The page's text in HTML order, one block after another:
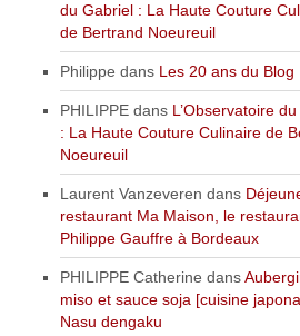
du Gabriel : La Haute Couture
de Bertrand Noeureuil
Philippe dans Les 20 ans du Blog
PHILIPPE dans L’Observatoire
: La Haute Couture Culinaire de
Noeureuil
Laurent Vanzeveren dans
restaurant Ma Maison, le
Philippe Gauffre à Bordeaux
PHILIPPE Catherine dans
miso et sauce soja [cuisine
Nasu dengaku